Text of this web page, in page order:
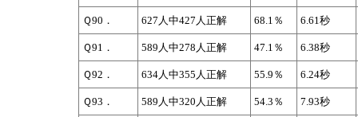
Ｑ90． 627人中427人正解 68.1％ 6.61秒
Ｑ91． 589人中278人正解 47.1％ 6.38秒
Ｑ92． 634人中355人正解 55.9％ 6.24秒
Ｑ93． 589人中320人正解 54.3％ 7.93秒